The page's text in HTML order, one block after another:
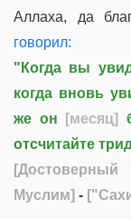
Аллаха, да
говорил:
"Когда вы
когда вновь
же он
[месяц]
отсчитайте
[Достоверный
Муслим] -